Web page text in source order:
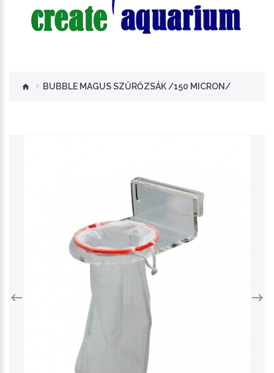
BUBBLE MAGUS SZŰRŐZSÁK /150 MICRON/